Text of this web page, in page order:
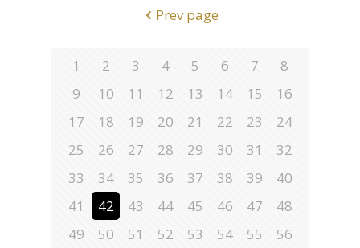
Prev page
1 2 3 4 5 6 7
8
9
10 11 12 13 14 15
16
17
18 19 20 21 22 23
24
25
26 27 28 29 30 31
32
33
34 35 36 37 38 39
40
41
42 43 44 45 46 47
48
49
50 51 52 53 54 55
56